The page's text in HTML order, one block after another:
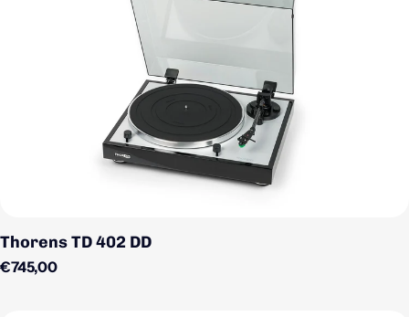
Thorens TD 402 DD
Regulärer Preis
€745,00